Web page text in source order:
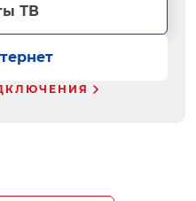
ТВ